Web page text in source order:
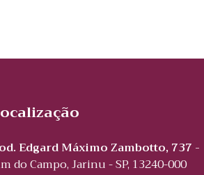
Edgard Máximo Zambotto, 737 -
do Campo, Jarinu - SP, 13240-000